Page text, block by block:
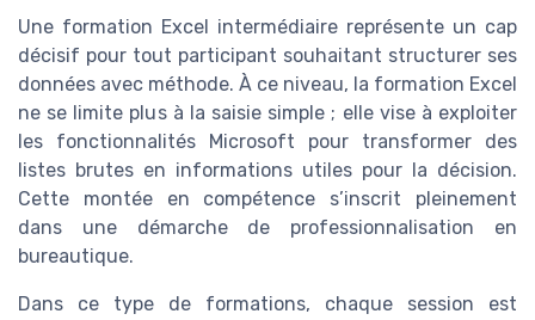
Une formation Excel intermédiaire représente un cap
décisif pour tout participant souhaitant structurer ses
données avec méthode. À ce niveau, la formation Excel
ne se limite plus à la saisie simple ; elle vise à exploiter
les fonctionnalités Microsoft pour transformer des
listes brutes en informations utiles pour la décision.
Cette montée en compétence s’inscrit pleinement
dans une démarche de professionnalisation en
bureautique.
Dans ce type de formations, chaque session est